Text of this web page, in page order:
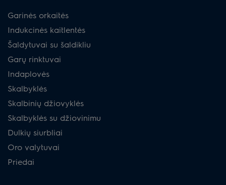
Garinės orkaitės
Indukcinės kaitlentės
Šaldytuvai su šaldikliu
Garų rinktuvai
Indaplovės
Skalbyklės
Skalbinių džiovyklės
Skalbyklės su džiovinimu
Dulkių siurbliai
Oro valytuvai
Priedai